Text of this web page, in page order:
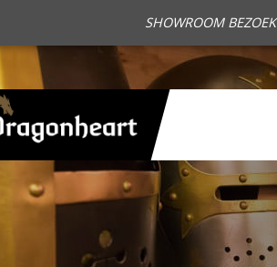
SHOWROOM